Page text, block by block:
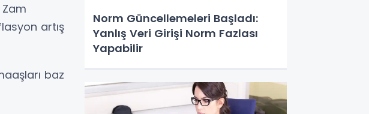
artış
baz
Norm Güncellemeleri Başladı:
Yanlış Veri Girişi Norm Fazlası
Yapabilir